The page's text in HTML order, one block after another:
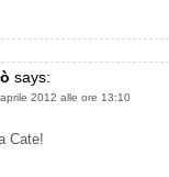
says:
2012 alle ore 13:10
Cate!